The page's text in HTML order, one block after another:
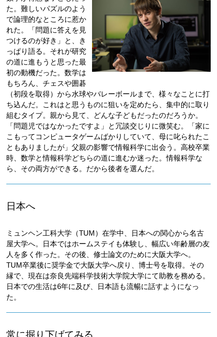
た。難しいパズルのよう
で論理的なところに惹か
れた。「問題に答えを見
つけるのが好き」と、き
っぱり語る。それが研究
の道に進もうと思った最
初の動機だった。数学は
もちろん、チェスや囲碁
（初段を取得）から水球やバレーボールまで、様々なことに打
ち込んだ。これはと思うものに狙いを定めたら、集中的に取り
組むタイプ。親から見て、どんな子どもだったのだろうか。
「問題児ではなかったですよ」と冗談交じりに微笑む。「家に
こもってコンピュータゲームばかりしていて、母に叱られたこ
ともありましたが」父親の影響で情報科学に出会う。高校卒業
時、数学と情報科学どちらの道に進むか迷った。情報科学な
ら、その両方ができる。だから後者を選んだ。
日本へ
ミュンヘン工科大学（TUM）在学中、日本への関心から名古
屋大学へ。日本ではホームステイも体験し、幅広い年齢層の友
人を多く作った。その後、修士論文のために大阪大学へ。
TUM卒業後に奨学金で大阪大学へ戻り、博士号を取得。その
縁で、現在は奈良先端科学技術大学院大学にて助教を務める。
日本での生活は6年に及び、日本語も流暢に話すようになっ
た。
常に掘り下げてみる